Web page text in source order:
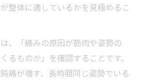
整体に適しているかを見極めるこ
、「痛みの原因が筋肉や姿勢の
るものか」を確認することです。
痛が増す、長時間同じ姿勢でいる